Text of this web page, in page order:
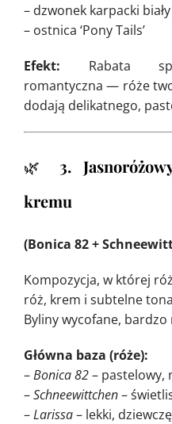
– dzwonek karpacki biały
– ostnica ‘Pony Tails’
Efekt: Rabata
romantyczna — róże
dodają delikatnego,
🌿 3.
kremu
(Bonica 82 +
Kompozycja, w której
róż, krem i subtelne
Byliny wycofane, bardzo
Główna baza (róże):
–Bonica 82– pastelowy,
–Schneewittchen–
–Larissa– lekki,